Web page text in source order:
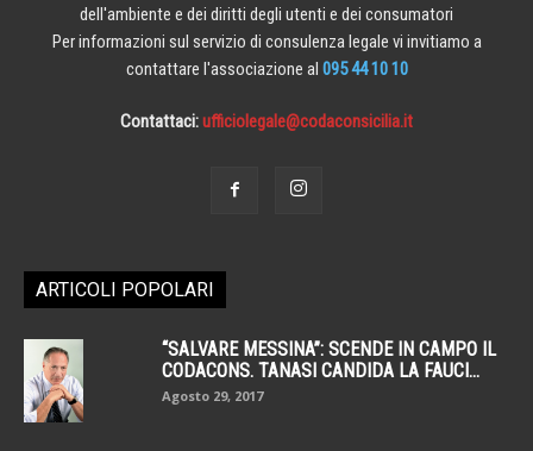
dell'ambiente e dei diritti degli utenti e dei consumatori
Per informazioni sul servizio di consulenza legale vi invitiamo a
contattare l'associazione al 095 44 10 10
Contattaci:ufficiolegale@codaconsicilia.it
ARTICOLI POPOLARI
“SALVARE MESSINA”: SCENDE IN CAMPO IL
CODACONS. TANASI CANDIDA LA FAUCI...
Agosto 29, 2017